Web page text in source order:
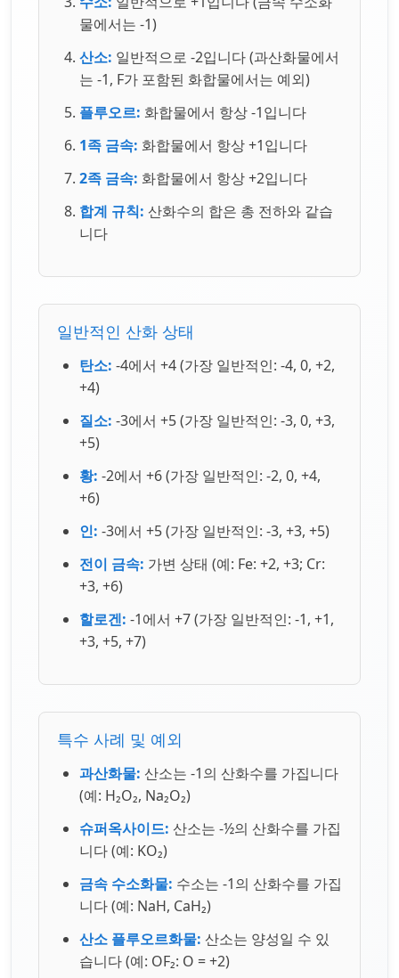
물에서는 -1)
산소: 일반적으로 -2입니다 (과산화물에서
는 -1, F가 포함된 화합물에서는 예외)
플루오르: 화합물에서 항상 -1입니다
1족 금속: 화합물에서 항상 +1입니다
2족 금속: 화합물에서 항상 +2입니다
합계 규칙: 산화수의 합은 총 전하와 같습
니다
일반적인 산화 상태
탄소: -4에서 +4 (가장 일반적인: -4, 0, +2,
+4)
질소: -3에서 +5 (가장 일반적인: -3, 0, +3,
+5)
황: -2에서 +6 (가장 일반적인: -2, 0, +4,
+6)
인: -3에서 +5 (가장 일반적인: -3, +3, +5)
전이 금속: 가변 상태 (예: Fe: +2, +3; Cr:
+3, +6)
할로겐: -1에서 +7 (가장 일반적인: -1, +1,
+3, +5, +7)
특수 사례 및 예외
과산화물: 산소는 -1의 산화수를 가집니다
(예: H₂O₂, Na₂O₂)
슈퍼옥사이드: 산소는 -½의 산화수를 가집
니다 (예: KO₂)
금속 수소화물: 수소는 -1의 산화수를 가집
니다 (예: NaH, CaH₂)
산소 플루오르화물: 산소는 양성일 수 있
습니다 (예: OF₂: O = +2)